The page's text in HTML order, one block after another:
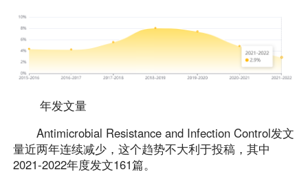
年发文量
Antimicrobial Resistance and Infection Control发文
量近两年连续减少，这个趋势不大利于投稿，其中
2021-2022年度发文161篇。